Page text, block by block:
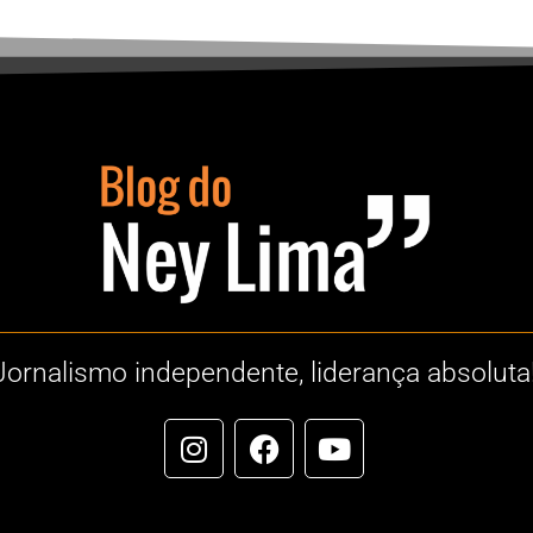
independente, liderança